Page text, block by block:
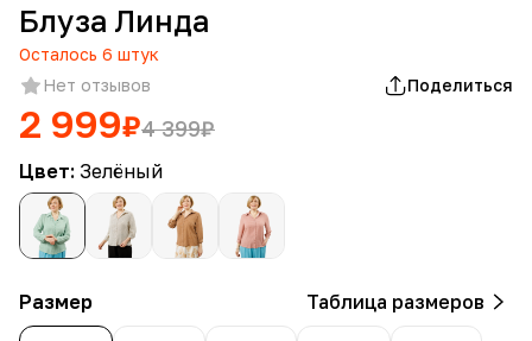
Блуза Линда
Осталось 6 штук
Нет отзывов
Поделиться
2 999₽4 399₽
Цвет: Зелёный
Размер Таблица размеров